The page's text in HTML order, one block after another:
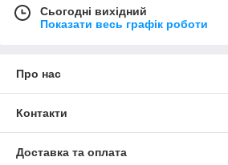
Сьогодні вихідний
Показати весь графік роботи
Про нас
Контакти
Доставка та оплата